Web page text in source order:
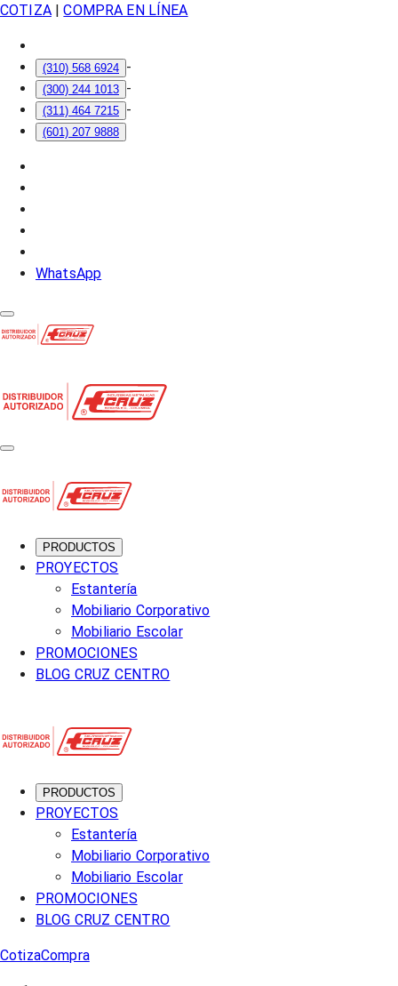
COTIZA| COMPRA EN LÍNEA
(310) 568 6924 -
(300) 244 1013 -
(311) 464 7215 -
(601) 207 9888
WhatsApp
PRODUCTOS
PROYECTOS
Estantería
Mobiliario Corporativo
Mobiliario Escolar
PROMOCIONES
BLOG CRUZ CENTRO
PRODUCTOS
PROYECTOS
Estantería
Mobiliario Corporativo
Mobiliario Escolar
PROMOCIONES
BLOG CRUZ CENTRO
CotizaCompra